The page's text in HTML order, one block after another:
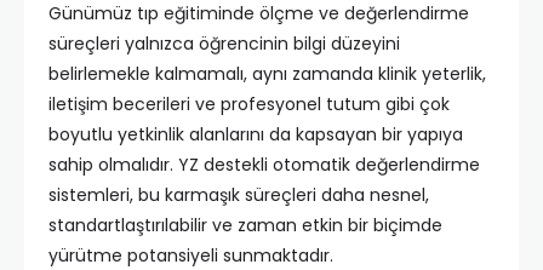
Günümüz tıp eğitiminde ölçme ve değerlendirme
süreçleri yalnızca öğrencinin bilgi düzeyini
belirlemekle kalmamalı, aynı zamanda klinik yeterlik,
iletişim becerileri ve profesyonel tutum gibi çok
boyutlu yetkinlik alanlarını da kapsayan bir yapıya
sahip olmalıdır. YZ destekli otomatik değerlendirme
sistemleri, bu karmaşık süreçleri daha nesnel,
standartlaştırılabilir ve zaman etkin bir biçimde
yürütme potansiyeli sunmaktadır.